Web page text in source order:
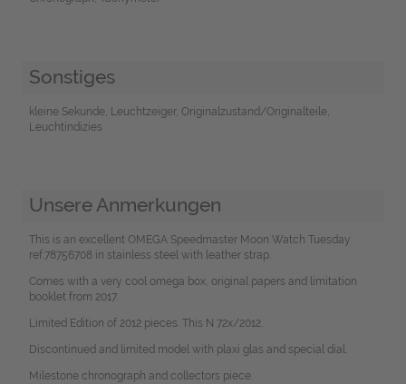
Sonstiges
kleine Sekunde, Leuchtzeiger, Originalzustand/Originalteile,
Leuchtindizies
Unsere Anmerkungen
This is an excellent OMEGA Speedmaster Moon Watch Tuesday
ref.78756708 in stainless steel with leather strap.
Comes with a very cool omega box, original papers and limitation
booklet from 2017.
Limited Edition of 2012 pieces. This N 72x/2012.
Discontinued and limited model with plaxi glas and special dial.
Milestone chronograph and collectors piece.